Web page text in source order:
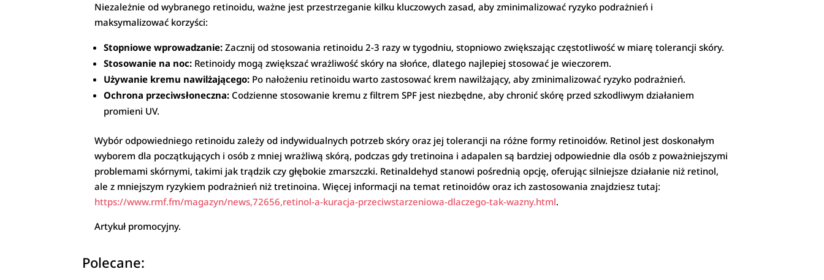
Niezależnie od wybranego retinoidu, ważne jest przestrzeganie kilku kluczowych zasad, aby zminimalizować ryzyko podrażnień i
maksymalizować korzyści:
Stopniowe wprowadzanie: Zacznij od stosowania retinoidu 2-3 razy w tygodniu, stopniowo zwiększając częstotliwość w miarę tolerancji skóry.
Stosowanie na noc: Retinoidy mogą zwiększać wrażliwość skóry na słońce, dlatego najlepiej stosować je wieczorem.
Używanie kremu nawilżającego: Po nałożeniu retinoidu warto zastosować krem nawilżający, aby zminimalizować ryzyko podrażnień.
Ochrona przeciwsłoneczna: Codzienne stosowanie kremu z filtrem SPF jest niezbędne, aby chronić skórę przed szkodliwym działaniem
promieni UV.
Wybór odpowiedniego retinoidu zależy od indywidualnych potrzeb skóry oraz jej tolerancji na różne formy retinoidów. Retinol jest doskonałym
wyborem dla początkujących i osób z mniej wrażliwą skórą, podczas gdy tretinoina i adapalen są bardziej odpowiednie dla osób z poważniejszymi
problemami skórnymi, takimi jak trądzik czy głębokie zmarszczki. Retinaldehyd stanowi pośrednią opcję, oferując silniejsze działanie niż retinol,
ale z mniejszym ryzykiem podrażnień niż tretinoina. Więcej informacji na temat retinoidów oraz ich zastosowania znajdziesz tutaj:
https://www.rmf.fm/magazyn/news,72656,retinol-a-kuracja-przeciwstarzeniowa-dlaczego-tak-wazny.html.
Artykuł promocyjny.
Polecane: